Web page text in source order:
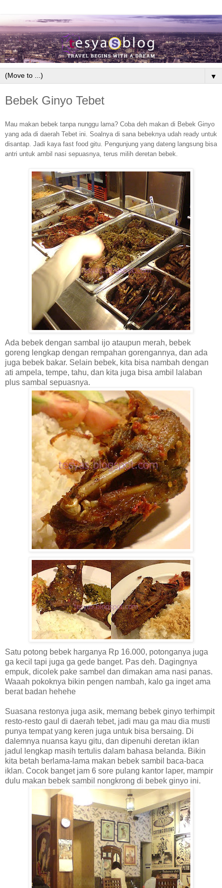
▼
Bebek Ginyo Tebet
Mau makan bebek tanpa nunggu lama? Coba deh makan di Bebek Ginyo
yang ada di daerah Tebet ini. Soalnya di sana bebeknya udah ready untuk
disantap. Jadi kaya fast food gitu. Pengunjung yang dateng langsung bisa
antri untuk ambil nasi sepuasnya, terus milih deretan bebek.
Ada bebek dengan sambal ijo ataupun merah, bebek
goreng lengkap dengan rempahan gorengannya, dan ada
juga bebek bakar. Selain bebek, kita bisa nambah dengan
ati ampela, tempe, tahu, dan kita juga bisa ambil lalaban
plus sambal sepuasnya.
Satu potong bebek harganya Rp 16.000, potonganya juga
ga kecil tapi juga ga gede banget. Pas deh. Dagingnya
empuk, dicolek pake sambel dan dimakan ama nasi panas.
Waaah pokoknya bikin pengen nambah, kalo ga inget ama
berat badan hehehe
Suasana restonya juga asik, memang bebek ginyo terhimpit
resto-resto gaul di daerah tebet, jadi mau ga mau dia musti
punya tempat yang keren juga untuk bisa bersaing. Di
dalemnya nuansa kayu gitu, dan dipenuhi deretan iklan
jadul lengkap masih tertulis dalam bahasa belanda. Bikin
kita betah berlama-lama makan bebek sambil baca-baca
iklan. Cocok banget jam 6 sore pulang kantor laper, mampir
dulu makan bebek sambil nongkrong di bebek ginyo ini.